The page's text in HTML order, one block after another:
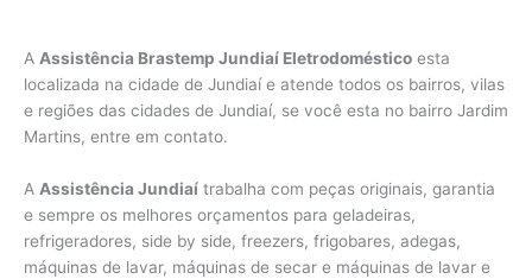
A Assistência Brastemp Jundiaí Eletrodoméstico esta
localizada na cidade de Jundiaí e atende todos os bairros, vilas
e regiões das cidades de Jundiaí, se você esta no bairro Jardim
Martins, entre em contato.
A Assistência Jundiaí trabalha com peças originais, garantia
e sempre os melhores orçamentos para geladeiras,
refrigeradores, side by side, freezers, frigobares, adegas,
máquinas de lavar, máquinas de secar e máquinas de lavar e